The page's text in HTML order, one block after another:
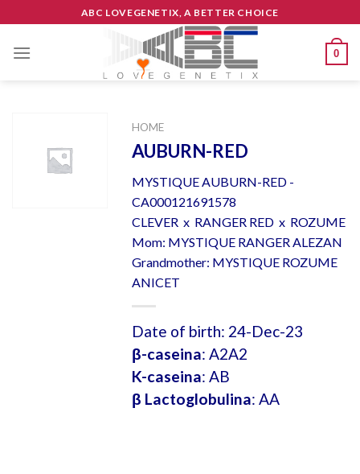
to
content
ABC LOVEGENETIX, A BETTER CHOICE
0
HOME
AUBURN-RED
MYSTIQUE AUBURN-RED -
CA000121691578
CLEVER x RANGER RED x ROZUME
Mom: MYSTIQUE RANGER ALEZAN
Grandmother: MYSTIQUE ROZUME
ANICET
Date of birth: 24-Dec-23
β-caseina: A2A2
K-caseina: AB
β Lactoglobulina: AA